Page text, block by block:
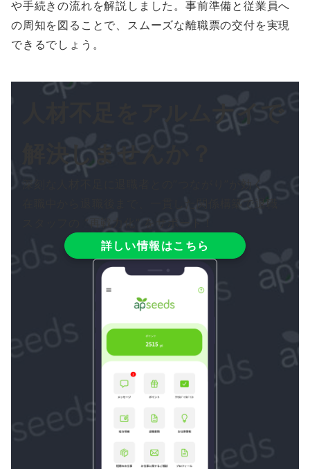
や手続きの流れを解説しました。事前準備と従業員へ
の周知を図ることで、スムーズな離職票の交付を実現
できるでしょう。
人材不足をアルムナイで
解決しませんか？
深刻な人材不足に退職者との”つながり”が効く
在職中から退職後まで、一貫した関係構築で退職
詳しい情報はこちら